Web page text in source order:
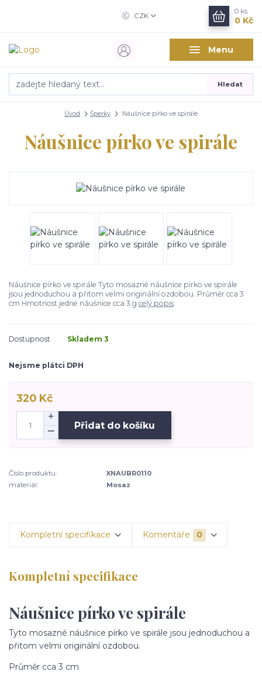
Menu
CZK
Hledat
0 ks
0 Kč
Úvod Šperky Náušnice pírko ve spirále
Náušnice pírko ve spirále
Náušnice pírko ve spirále Tyto mosazné náušnice pírko ve spirále
jsou jednoduchou a přitom velmi originální ozdobou. Průměr cca 3
cm Hmotnost jedné náušnice cca 3 g celý popis
Dostupnost Skladem 3
Nejsme plátci DPH
320 Kč
Přidat do košíku
Číslo produktu:
XNAUBR0110
materiál:
Mosaz
Kompletní specifikace Komentáře 0
Kompletní specifikace
Náušnice pírko ve spirále
Tyto mosazné náušnice pírko ve spirále jsou jednoduchou a
přitom velmi originální ozdobou.
Průměr cca 3 cm